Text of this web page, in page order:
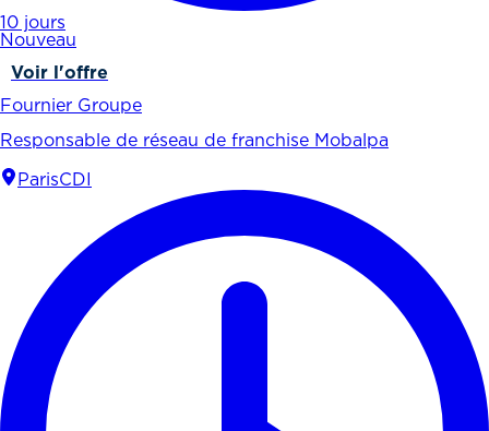
10 jours
Nouveau
Voir l'offre
Fournier Groupe
Responsable de réseau de franchise Mobalpa
ParisCDI